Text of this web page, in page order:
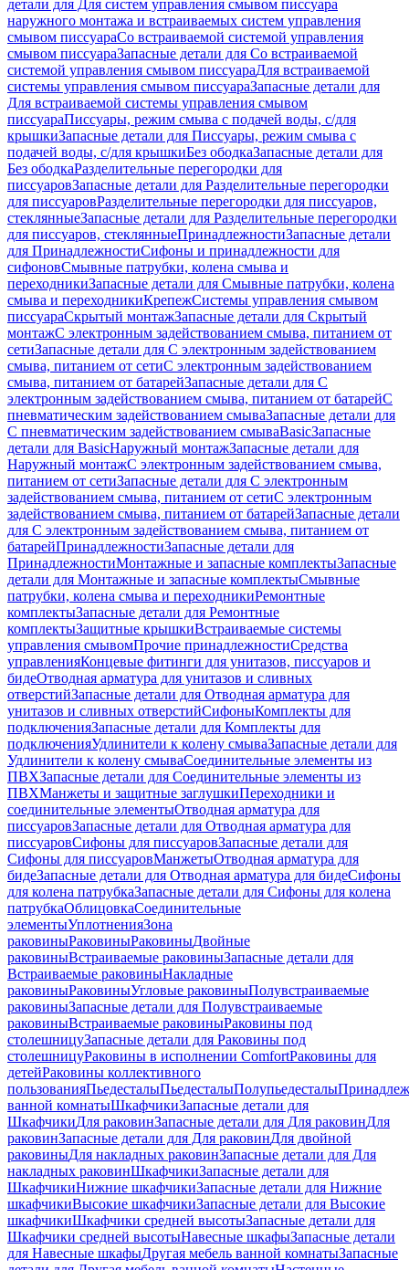
детали для Для систем управления смывом писсуара
наружного монтажа и встраиваемых систем управления
смывом писсуараСо встраиваемой системой управления
смывом писсуараЗапасные детали для Со встраиваемой
системой управления смывом писсуараДля встраиваемой
системы управления смывом писсуараЗапасные детали для
Для встраиваемой системы управления смывом
писсуараПиссуары, режим смыва с подачей воды, с/для
крышкиЗапасные детали для Писсуары, режим смыва с
подачей воды, с/для крышкиБез ободкаЗапасные детали для
Без ободкаРазделительные перегородки для
писсуаровЗапасные детали для Разделительные перегородки
для писсуаровРазделительные перегородки для писсуаров,
стеклянныеЗапасные детали для Разделительные перегородки
для писсуаров, стеклянныеПринадлежностиЗапасные детали
для ПринадлежностиСифоны и принадлежности для
сифоновСмывные патрубки, колена смыва и
переходникиЗапасные детали для Смывные патрубки, колена
смыва и переходникиКрепежСистемы управления смывом
писсуараСкрытый монтажЗапасные детали для Скрытый
монтажС электронным задействованием смыва, питанием от
сетиЗапасные детали для С электронным задействованием
смыва, питанием от сетиС электронным задействованием
смыва, питанием от батарейЗапасные детали для С
электронным задействованием смыва, питанием от батарейС
пневматическим задействованием смываЗапасные детали для
С пневматическим задействованием смываBasicЗапасные
детали для BasicНаружный монтажЗапасные детали для
Наружный монтажС электронным задействованием смыва,
питанием от сетиЗапасные детали для С электронным
задействованием смыва, питанием от сетиС электронным
задействованием смыва, питанием от батарейЗапасные детали
для С электронным задействованием смыва, питанием от
батарейПринадлежностиЗапасные детали для
ПринадлежностиМонтажные и запасные комплектыЗапасные
детали для Монтажные и запасные комплектыСмывные
патрубки, колена смыва и переходникиРемонтные
комплектыЗапасные детали для Ремонтные
комплектыЗащитные крышкиВстраиваемые системы
управления смывомПрочие принадлежностиСредства
управленияКонцевые фитинги для унитазов, писсуаров и
бидеОтводная арматура для унитазов и сливных
отверстийЗапасные детали для Отводная арматура для
унитазов и сливных отверстийСифоныКомплекты для
подключенияЗапасные детали для Комплекты для
подключенияУдлинители к колену смываЗапасные детали для
Удлинители к колену смываСоединительные элементы из
ПВХЗапасные детали для Соединительные элементы из
ПВХМанжеты и защитные заглушкиПереходники и
соединительные элементыОтводная арматура для
писсуаровЗапасные детали для Отводная арматура для
писсуаровCифоны для писсуаровЗапасные детали для
Cифоны для писсуаровМанжетыОтводная арматура для
бидеЗапасные детали для Отводная арматура для бидеСифоны
для колена патрубкаЗапасные детали для Сифоны для колена
патрубкаОблицовкаСоединительные
элементыУплотненияЗона
раковиныРаковиныРаковиныДвойные
раковиныВстраиваемые раковиныЗапасные детали для
Встраиваемые раковиныНакладные
раковиныРаковиныУгловые раковиныПолувстраиваемые
раковиныЗапасные детали для Полувстраиваемые
раковиныВстраиваемые раковиныРаковины под
столешницуЗапасные детали для Раковины под
столешницуРаковины в исполнении ComfortPаковины для
детейРаковины коллективного
пользованияПьедесталыПьедесталыПолупьедесталы
ванной комнатыШкафчикиЗапасные детали для
ШкафчикиДля раковинЗапасные детали для Для раковинДля
раковинЗапасные детали для Для раковинДля двойной
раковиныДля накладных pаковинЗапасные детали для Для
накладных pаковинШкафчикиЗапасные детали для
ШкафчикиНижние шкафчикиЗапасные детали для Нижние
шкафчикиВысокие шкафчикиЗапасные детали для Высокие
шкафчикиШкафчики средней высотыЗапасные детали для
Шкафчики средней высотыНавесные шкафыЗапасные детали
для Навесные шкафыДругая мебель ванной комнатыЗапасные